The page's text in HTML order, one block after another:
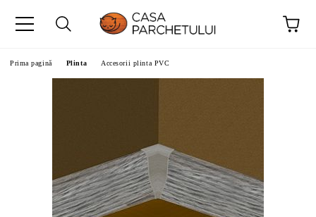
Prima pagină Plinta Accesorii plinta PVC